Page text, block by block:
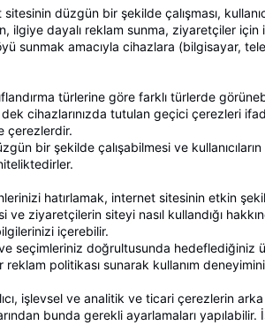
düzgün bir şekilde çalışması,
ilgiye dayalı reklam sunma, ziyaretçiler
sunmak amacıyla cihazlara (bilgisayar,
türlerine göre farklı türlerde
cihazlarınızda tutulan geçici çerezleri
çerezlerdir.
bir şekilde çalışabilmesi ve
hatırlamak, internet sitesinin etkin
ziyaretçilerin siteyi nasıl kullandığı
içerebilir.
seçimleriniz doğrultusunda hedeflediğiniz
politikası sunarak kullanım
işlevsel ve analitik ve ticari çerezlerin
bunda gerekli ayarlamaları